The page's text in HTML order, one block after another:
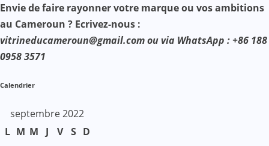
Envie de faire rayonner votre marque ou vos ambitions
au Cameroun ? Ecrivez-nous :
vitrineducameroun@gmail.com ou via WhatsApp : +86 188
0958 3571
Calendrier
septembre 2022
L M M J V S D